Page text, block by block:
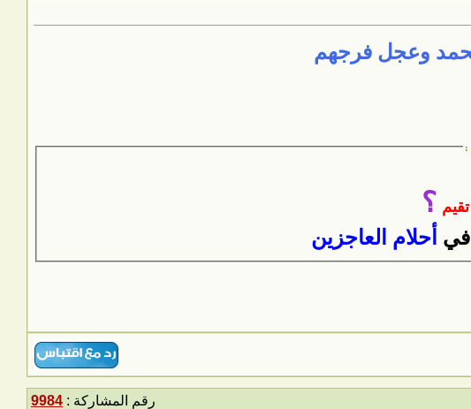
وعجل فرجهم
:
؟
في أحلام العاجزين
رقم المشاركة : 9984